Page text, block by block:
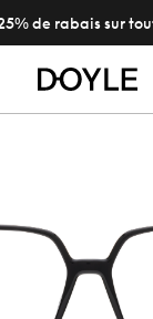
de rabais sur